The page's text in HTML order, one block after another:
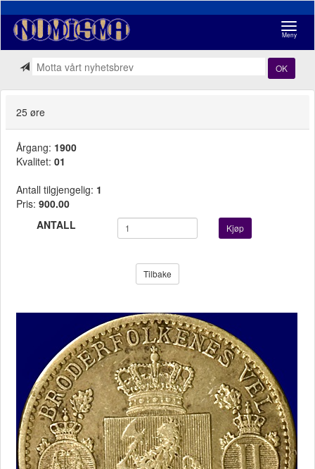
Meny
OK
25 øre
Årgang: 1900
Kvalitet: 01
Antall tilgjengelig: 1
Pris: 900.00
ANTALL
Kjøp
Tilbake